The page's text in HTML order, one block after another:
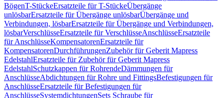
BögenT-StückeErsatzteile für T-StückeÜbergänge
unlösbarErsatzteile für Übergänge unlösbarÜbergänge und
Verbindungen, lösbarErsatzteile für Übergänge und Verbindungen,
lösbarVerschlüsseErsatzteile für VerschlüsseAnschlüsseErsatzteile
für AnschlüsseKompensatorenErsatzteile für
KompensatorenDurchführungenZubehör für Geberit Mapress
EdelstahlErsatzteile für Zubehör für Geberit Mapress
EdelstahlSchutzkappen für RohrendeDämmungen für
AnschlüsseAbdichtungen für Rohre und FittingsBefestigungen für
AnschlüsseErsatzteile für Befestigungen für
AnschlüsseSystemdichtungenSets Schraube für